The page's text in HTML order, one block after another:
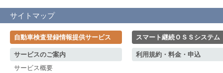
サイトマップ
自動車検査登録情報提供サービス
サービスのご案内
サービス概要
スマート継続ＯＳＳシステム
利用規約・料金・申込